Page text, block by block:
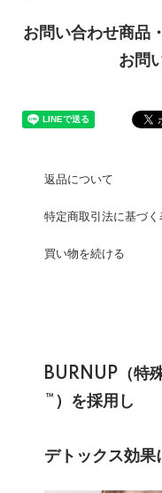
お問い合わせ商品
お問
返品について
特定商取引法に基づく
買い物を続ける
BURNUP（特
™）を採用し
デトックス効果